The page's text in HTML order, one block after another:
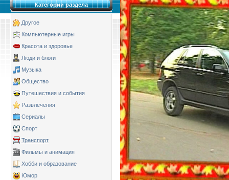
Категории раздела
Другое
Компьютерные игры
Красота и здоровье
Люди и блоги
Музыка
Общество
Путешествия и события
Развлечения
Сериалы
Спорт
Транспорт
Фильмы и анимация
Хобби и образование
Юмор